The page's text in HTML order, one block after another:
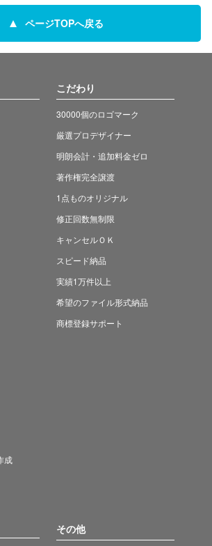
ページTOPへ戻る
成
こだわり
30000個のロゴマーク
厳選プロデザイナー
明朗会計・追加料金ゼロ
著作権完全譲渡
1点ものオリジナル
修正回数無制限
キャンセルＯＫ
スピード納品
実績1万件以上
希望のファイル形式納品
商標登録サポート
その他